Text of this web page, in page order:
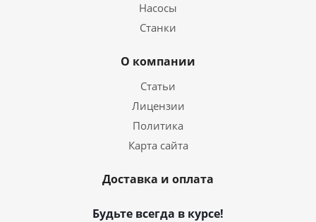
Насосы
Станки
О компании
Статьи
Лицензии
Политика
Карта сайта
Доставка и оплата
Будьте всегда в курсе!